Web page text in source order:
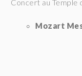
Concert au Temple
Mozart